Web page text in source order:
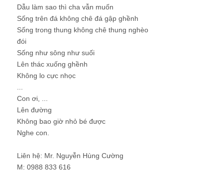
Dẫu làm sao thì cha vẫn muốn
Sống trên đá không chê đá gập ghềnh
Sống trong thung không chê thung nghèo
đói
Sống như sông như suối
Lên thác xuống ghềnh
Không lo cực nhọc
Con ơi, ...
Lên đường
Không bao giờ nhỏ bé được
Nghe con.
Liên hệ: Mr. Nguyễn Hùng Cường
M: 0988 833 616